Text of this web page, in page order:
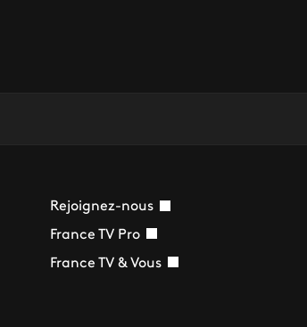
Rejoignez-nous
France TV Pro
France TV & Vous